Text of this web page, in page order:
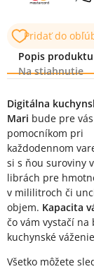
Pridať do
Popis produktu
Na stiahnutie
Popis
Digitálna
Mari bude pre
pomocníkom pri
každodennom
si s ňou suroviny
librách pre
v mililitroch či
objem. Kapacita
čo vám vystačí na
kuchynské
Všetko môžete